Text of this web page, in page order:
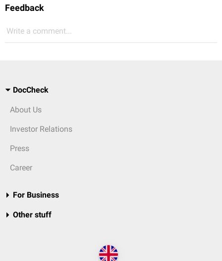
Feedback
Write a comment...
DocCheck
About Us
Investor Relations
Press
Career
For Business
Other stuff